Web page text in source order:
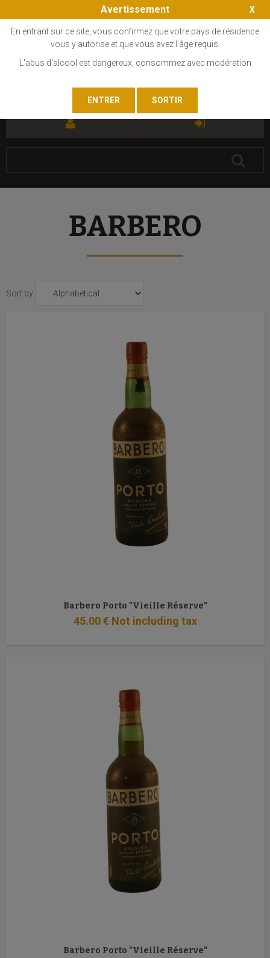
BARBERO
Sort by
Barbero Porto "Vieille Réserve"
45.00 € Not including tax
Barbero Porto "Vieille Réserve"
Avertissement
En entrant sur ce site, vous confirmez que votre pays de résidence
vous y autorise et que vous avez l'âge requis.
L'abus d'alcool est dangereux, consommez avec modération